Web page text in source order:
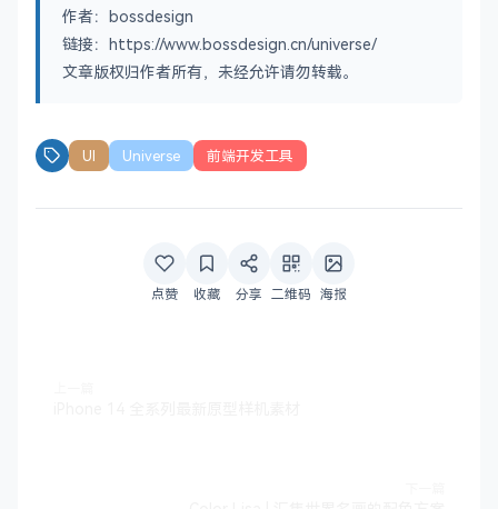
作者：bossdesign
链接：https://www.bossdesign.cn/universe/
文章版权归作者所有，未经允许请勿转载。
UI Universe 前端开发工具
点赞 收藏 分享 二维码 海报